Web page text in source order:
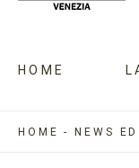
HOME
HOME -NEWS